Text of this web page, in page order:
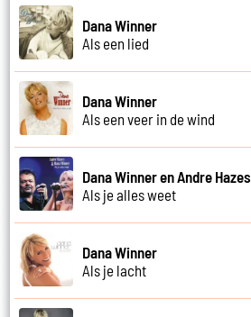
Dana Winner
Als een lied
Dana Winner
Als een veer in de wind
Dana Winner en Andre Hazes
Als je alles weet
Dana Winner
Als je lacht